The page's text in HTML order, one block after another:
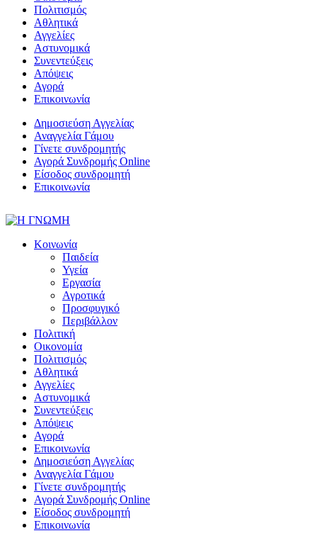
Πολιτισμός
Αθλητικά
Αγγελίες
Αστυνομικά
Συνεντεύξεις
Απόψεις
Αγορά
Επικοινωνία
Δημοσιεύση Αγγελίας
Αναγγελία Γάμου
Γίνετε συνδρομητής
Αγορά Συνδρομής Online
Είσοδος συνδρομητή
Επικοινωνία
Κοινωνία
Παιδεία
Υγεία
Εργασία
Αγροτικά
Προσφυγικό
Περιβάλλον
Πολιτική
Οικονομία
Πολιτισμός
Αθλητικά
Αγγελίες
Αστυνομικά
Συνεντεύξεις
Απόψεις
Αγορά
Επικοινωνία
Δημοσιεύση Αγγελίας
Αναγγελία Γάμου
Γίνετε συνδρομητής
Αγορά Συνδρομής Online
Είσοδος συνδρομητή
Επικοινωνία